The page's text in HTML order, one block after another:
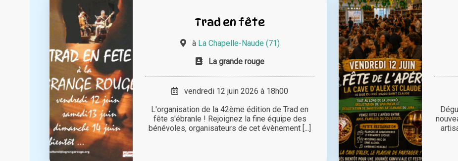
Trad en fête
à La Chapelle-Naude (71)
La grande rouge
vendredi 12 juin 2026 à 18h00
L'organisation de la 42ème édition de Trad en
fête s'ébranle ! Rejoignez la fine équipe des
bénévoles, organisateurs de cet évènement [...]